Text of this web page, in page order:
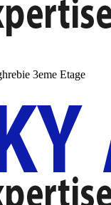
3eme Etage